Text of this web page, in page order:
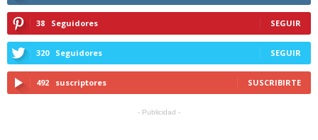
38 Seguidores SEGUIR
320 Seguidores SEGUIR
492 suscriptores SUSCRIBIRTE
- Publicidad -